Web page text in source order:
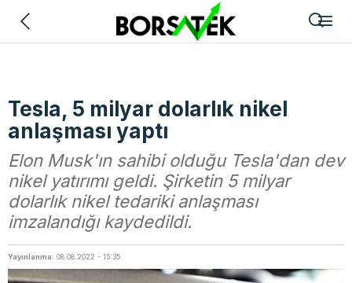
Tesla, 5 milyar dolarlık nikel
anlaşması yaptı
Elon Musk'ın sahibi olduğu Tesla'dan dev
nikel yatırımı geldi. Şirketin 5 milyar
dolarlık nikel tedariki anlaşması
imzalandığı kaydedildi.
Yayınlanma: 08.08.2022 - 15:35